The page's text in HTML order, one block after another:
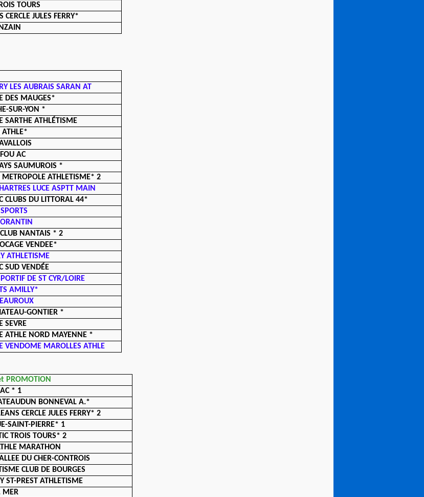
TOURS
CERCLE JULES FERRY*
LES AUBRAIS SARAN AT
DES MAUGES*
SUR-YON *
SARTHE ATHLÉTISME
ATHLE*
AC
SAUMUROIS *
METROPOLE ATHLETISME* 2
LUCE ASPTT MAIN
CLUBS DU LITTORAL 44*
CLUB NANTAIS * 2
VENDEE*
ATHLETISME
SUD VENDÉE
DE ST CYR/LOIRE
AMILLY*
GONTIER *
SEVRE
ATHLE NORD MAYENNE *
VENDOME MAROLLES ATHLE
PROMOTION
AC * 1
BONNEVAL A.*
CERCLE JULES FERRY* 2
SAINT-PIERRE* 1
TROIS TOURS* 2
MARATHON
DU CHER-CONTROIS
CLUB DE BOURGES
ST-PREST ATHLETISME
MER